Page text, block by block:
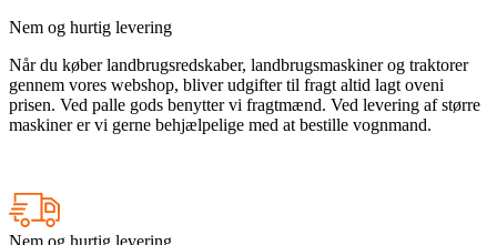
Nem og hurtig levering
Når du køber landbrugsredskaber, landbrugsmaskiner og traktorer
gennem vores webshop, bliver udgifter til fragt altid lagt oveni
prisen. Ved palle gods benytter vi fragtmænd. Ved levering af større
maskiner er vi gerne behjælpelige med at bestille vognmand.
Nem og hurtig levering